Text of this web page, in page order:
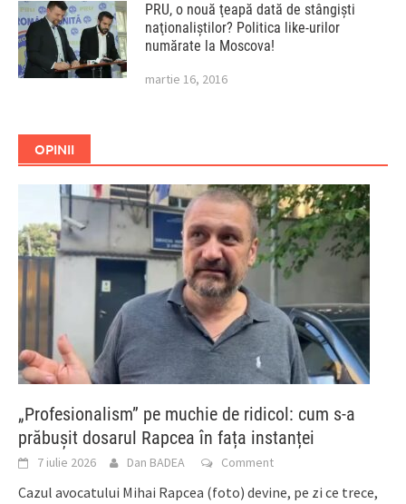
PRU, o nouă ţeapă dată de stângişti
naţionaliştilor? Politica like-urilor
numărate la Moscova!
martie 16, 2016
OPINII
„Profesionalism” pe muchie de ridicol: cum s-a
prăbușit dosarul Rapcea în fața instanței
7 iulie 2026 Dan BADEA Comment
Cazul avocatului Mihai Rapcea (foto) devine, pe zi ce trece,